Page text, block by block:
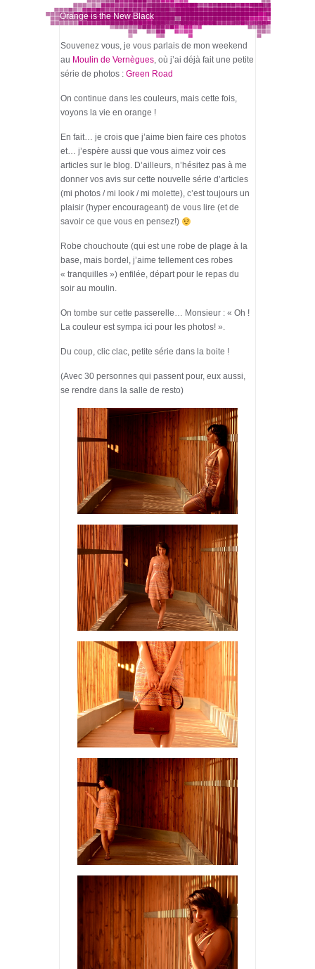
Orange is the New Black
Souvenez vous, je vous parlais de mon weekend
au Moulin de Vernègues, où j’ai déjà fait une petite
série de photos :Green Road
On continue dans les couleurs, mais cette fois,
voyons la vie en orange !
En fait… je crois que j’aime bien faire ces photos
et… j’espère aussi que vous aimez voir ces
articles sur le blog. D’ailleurs, n’hésitez pas à me
donner vos avis sur cette nouvelle série d’articles
(mi photos / mi look / mi molette), c’est toujours un
plaisir (hyper encourageant) de vous lire (et de
savoir ce que vous en pensez!)
Robe chouchoute (qui est une robe de plage à la
base, mais bordel, j’aime tellement ces robes
« tranquilles ») enfilée, départ pour le repas du
soir au moulin.
On tombe sur cette passerelle… Monsieur : « Oh !
La couleur est sympa ici pour les photos! ».
Du coup, clic clac, petite série dans la boite !
(Avec 30 personnes qui passent pour, eux aussi,
se rendre dans la salle de resto)